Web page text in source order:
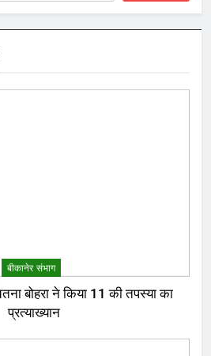
बीकानेर संभाग
बोहरा ने किया 11 की तपस्या का
प्रत्याख्यान